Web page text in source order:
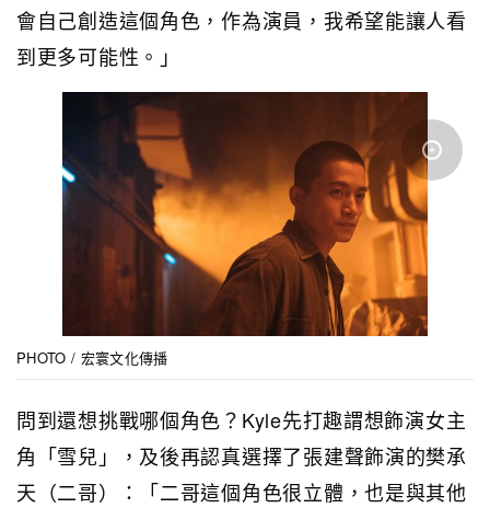
會自己創造這個角色，作為演員，我希望能讓人看
到更多可能性。」
PHOTO / 宏寰文化傳播
問到還想挑戰哪個角色？Kyle先打趣謂想飾演女主
角「雪兒」，及後再認真選擇了張建聲飾演的樊承
天（二哥）：「二哥這個角色很立體，也是與其他